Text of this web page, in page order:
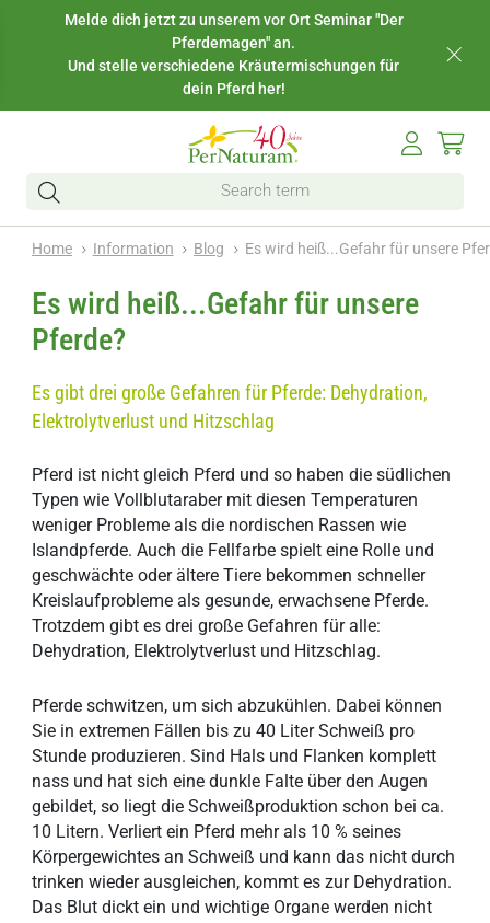
Melde dich jetzt zu unserem vor Ort Seminar "Der
Pferdemagen" an.
Und stelle verschiedene Kräutermischungen für
dein Pferd her!
Home Information Blog Es wird heiß...Gefahr für unsere
Es wird heiß...Gefahr für unsere
Pferde?
Es gibt drei große Gefahren für Pferde: Dehydration,
Elektrolytverlust und Hitzschlag
Pferd ist nicht gleich Pferd und so haben die südlichen
Typen wie Vollblutaraber mit diesen Temperaturen
weniger Probleme als die nordischen Rassen wie
Islandpferde. Auch die Fellfarbe spielt eine Rolle und
geschwächte oder ältere Tiere bekommen schneller
Kreislaufprobleme als gesunde, erwachsene Pferde.
Trotzdem gibt es drei große Gefahren für alle:
Dehydration, Elektrolytverlust und Hitzschlag.
Pferde schwitzen, um sich abzukühlen. Dabei können
Sie in extremen Fällen bis zu 40 Liter Schweiß pro
Stunde produzieren. Sind Hals und Flanken komplett
nass und hat sich eine dunkle Falte über den Augen
gebildet, so liegt die Schweißproduktion schon bei ca.
10 Litern. Verliert ein Pferd mehr als 10 % seines
Körpergewichtes an Schweiß und kann das nicht durch
trinken wieder ausgleichen, kommt es zur Dehydration.
Das Blut dickt ein und wichtige Organe werden nicht